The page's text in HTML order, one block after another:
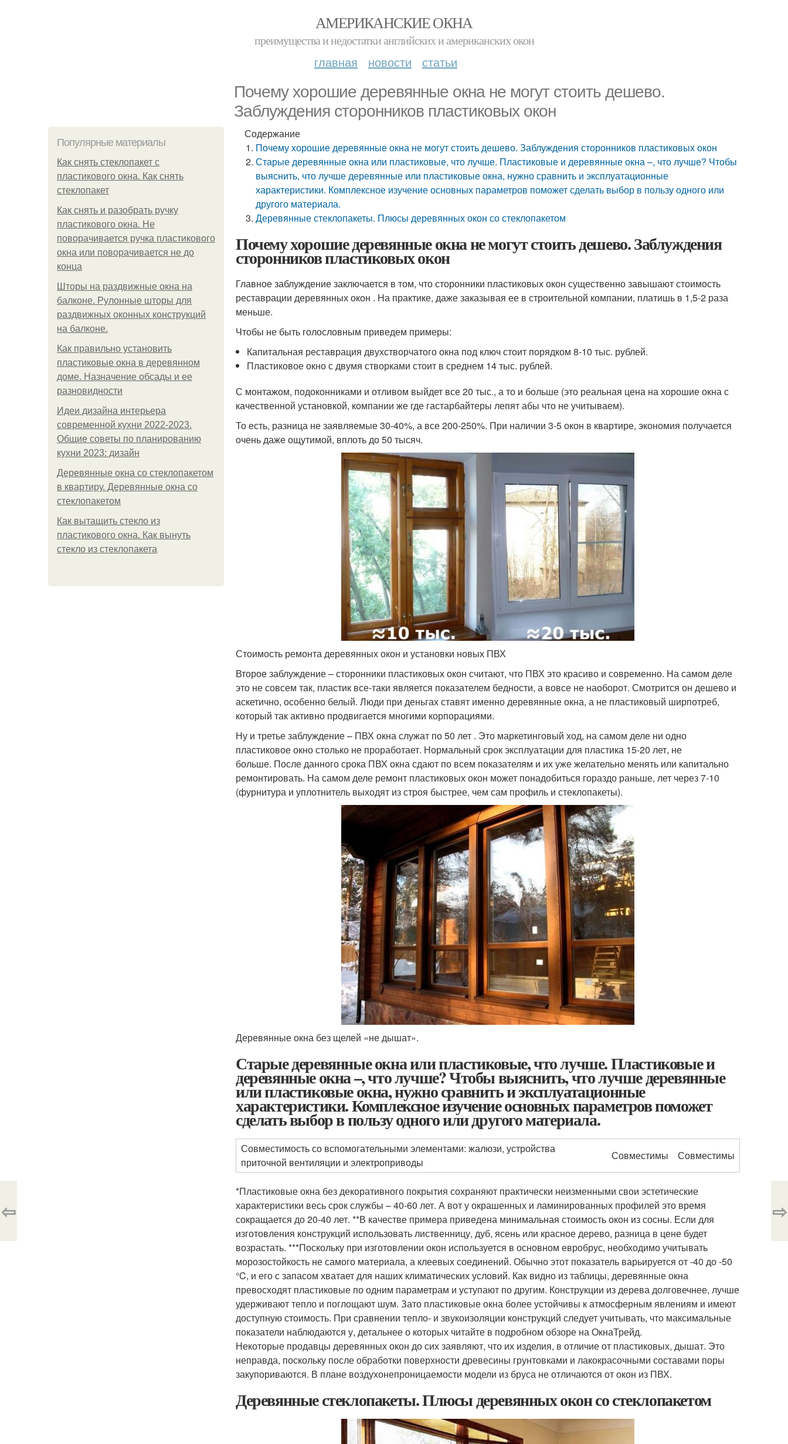
АМЕРИКАНСКИЕ ОКНА
преимущества и недостатки английских и американских окон
главная новости статьи
Почему хорошие деревянные окна не могут стоить дешево.
Заблуждения сторонников пластиковых окон
Популярные материалы
Как снять стеклопакет с
пластикового окна. Как снять
стеклопакет
Как снять и разобрать ручку
пластикового окна. Не
поворачивается ручка пластикового
окна или поворачивается не до
конца
Шторы на раздвижные окна на
балконе. Рулонные шторы для
раздвижных оконных конструкций
на балконе.
Как правильно установить
пластиковые окна в деревянном
доме. Назначение обсады и ее
разновидности
Идеи дизайна интерьера
современной кухни 2022-2023.
Общие советы по планированию
кухни 2023: дизайн
Деревянные окна со стеклопакетом
в квартиру. Деревянные окна со
стеклопакетом
Как вытащить стекло из
пластикового окна. Как вынуть
стекло из стеклопакета
Содержание
Почему хорошие деревянные окна не могут стоить дешево. Заблуждения сторонников пластиковых окон
Старые деревянные окна или пластиковые, что лучше. Пластиковые и деревянные окна –, что лучше? Чтобы
выяснить, что лучше деревянные или пластиковые окна, нужно сравнить и эксплуатационные
характеристики. Комплексное изучение основных параметров поможет сделать выбор в пользу одного или
другого материала.
Деревянные стеклопакеты. Плюсы деревянных окон со стеклопакетом
Почему хорошие деревянные окна не могут стоить дешево. Заблуждения
сторонников пластиковых окон
Главное заблуждение заключается в том, что сторонники пластиковых окон существенно завышают стоимость
реставрации деревянных окон . На практике, даже заказывая ее в строительной компании, платишь в 1,5-2 раза
меньше.
Чтобы не быть голословным приведем примеры:
Капитальная реставрация двухстворчатого окна под ключ стоит порядком 8-10 тыс. рублей.
Пластиковое окно с двумя створками стоит в среднем 14 тыс. рублей.
С монтажом, подоконниками и отливом выйдет все 20 тыс., а то и больше (это реальная цена на хорошие окна с
качественной установкой, компании же где гастарбайтеры лепят абы что не учитываем).
То есть, разница не заявляемые 30-40%, а все 200-250%. При наличии 3-5 окон в квартире, экономия получается
очень даже ощутимой, вплоть до 50 тысяч.
Стоимость ремонта деревянных окон и установки новых ПВХ
Второе заблуждение – сторонники пластиковых окон считают, что ПВХ это красиво и современно. На самом деле
это не совсем так, пластик все-таки является показателем бедности, а вовсе не наоборот. Смотрится он дешево и
аскетично, особенно белый. Люди при деньгах ставят именно деревянные окна, а не пластиковый ширпотреб,
который так активно продвигается многими корпорациями.
Ну и третье заблуждение – ПВХ окна служат по 50 лет . Это маркетинговый ход, на самом деле ни одно
пластиковое окно столько не проработает. Нормальный срок эксплуатации для пластика 15-20 лет, не
больше. После данного срока ПВХ окна сдают по всем показателям и их уже желательно менять или капитально
ремонтировать. На самом деле ремонт пластиковых окон может понадобиться гораздо раньше, лет через 7-10
(фурнитура и уплотнитель выходят из строя быстрее, чем сам профиль и стеклопакеты).
Деревянные окна без щелей «не дышат».
Старые деревянные окна или пластиковые, что лучше. Пластиковые и
деревянные окна –, что лучше? Чтобы выяснить, что лучше деревянные
или пластиковые окна, нужно сравнить и эксплуатационные
характеристики. Комплексное изучение основных параметров поможет
сделать выбор в пользу одного или другого материала.
Совместимость со вспомогательными элементами: жалюзи, устройства
приточной вентиляции и электроприводы
Совместимы Совместимы
*Пластиковые окна без декоративного покрытия сохраняют практически неизменными свои эстетические
характеристики весь срок службы – 40-60 лет. А вот у окрашенных и ламинированных профилей это время
сокращается до 20-40 лет. **В качестве примера приведена минимальная стоимость окон из сосны. Если для
изготовления конструкций использовать лиственницу, дуб, ясень или красное дерево, разница в цене будет
возрастать. ***Поскольку при изготовлении окон используется в основном евробрус, необходимо учитывать
морозостойкость не самого материала, а клеевых соединений. Обычно этот показатель варьируется от -40 до -50
°C, и его с запасом хватает для наших климатических условий. Как видно из таблицы, деревянные окна
превосходят пластиковые по одним параметрам и уступают по другим. Конструкции из дерева долговечнее, лучше
удерживают тепло и поглощают шум. Зато пластиковые окна более устойчивы к атмосферным явлениям и имеют
доступную стоимость. При сравнении тепло- и звукоизоляции конструкций следует учитывать, что максимальные
показатели наблюдаются у, детальнее о которых читайте в подробном обзоре на ОкнаТрейд.
Некоторые продавцы деревянных окон до сих заявляют, что их изделия, в отличие от пластиковых, дышат. Это
неправда, поскольку после обработки поверхности древесины грунтовками и лакокрасочными составами поры
закупориваются. В плане воздухонепроницаемости модели из бруса не отличаются от окон из ПВХ.
Деревянные стеклопакеты. Плюсы деревянных окон со стеклопакетом
⇦ ⇨